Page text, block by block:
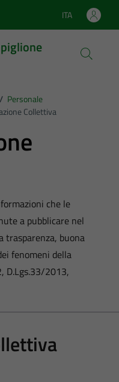
Lingua attiva:
ITA
/ Personale
Collettiva
che le
a pubblicare nel
trasparenza, buona
fenomeni della
D.Lgs.33/2013,